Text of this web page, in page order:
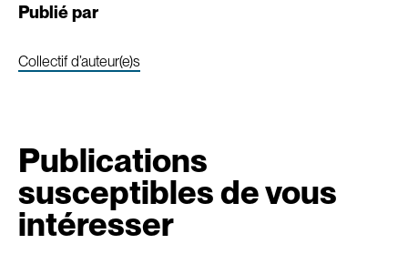
Publié par
Collectif d’auteur(e)s
Publications
susceptibles de vous
intéresser